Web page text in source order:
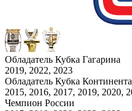
Обладатель Кубка Гагарина
2019, 2022, 2023
Обладатель Кубка
2015, 2016, 2017, 2019, 2020,
Чемпион России